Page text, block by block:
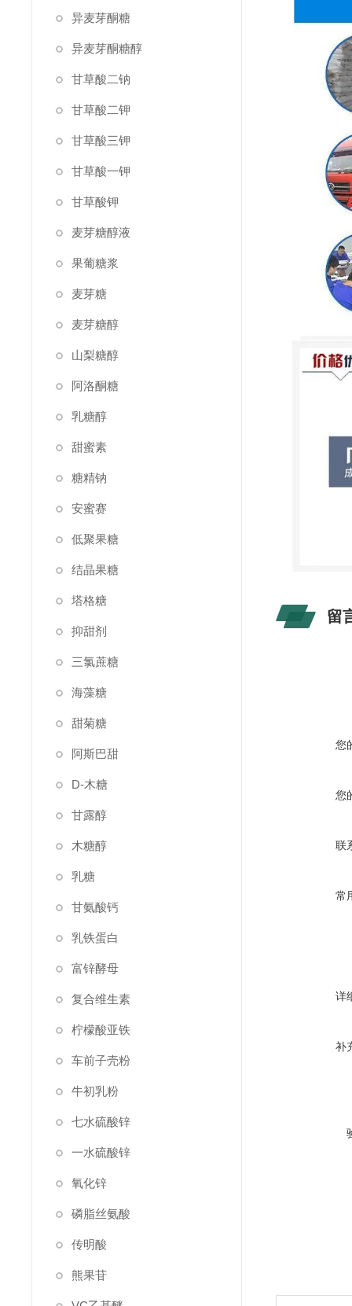
异麦芽酮糖
异麦芽酮糖醇
甘草酸二钠
甘草酸二钾
甘草酸三钾
甘草酸一钾
甘草酸钾
麦芽糖醇液
果葡糖浆
麦芽糖
麦芽糖醇
山梨糖醇
阿洛酮糖
乳糖醇
甜蜜素
糖精钠
安蜜赛
低聚果糖
结晶果糖
塔格糖
抑甜剂
三氯蔗糖
海藻糖
甜菊糖
阿斯巴甜
D-木糖
甘露醇
木糖醇
乳糖
甘氨酸钙
乳铁蛋白
富锌酵母
复合维生素
柠檬酸亚铁
车前子壳粉
牛初乳粉
七水硫酸锌
一水硫酸锌
氧化锌
磷脂丝氨酸
传明酸
熊果苷
留
您
您
联
常
详
补